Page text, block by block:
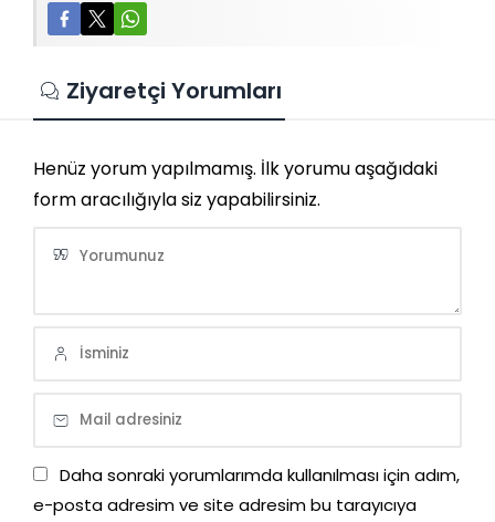
Ziyaretçi Yorumları
Henüz yorum yapılmamış. İlk yorumu aşağıdaki
form aracılığıyla siz yapabilirsiniz.
Daha sonraki yorumlarımda kullanılması için adım,
e-posta adresim ve site adresim bu tarayıcıya